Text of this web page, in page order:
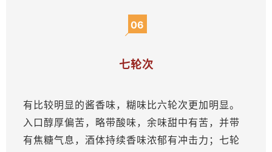
06
七轮次
有比较明显的酱香味，糊味比六轮次更加明显。
入口醇厚偏苦，略带酸味，余味甜中有苦，并带
有焦糖气息，酒体持续香味浓郁有冲击力；七轮